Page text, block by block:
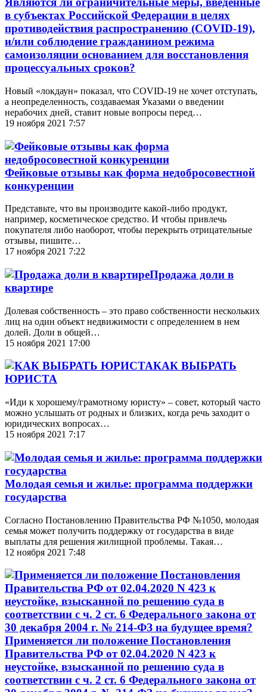
в субъектах Российской Федерации в целях
противодействия распространению (COVID-19),
и/или соблюдение гражданином режима
самоизоляции основанием для восстановления
процессуальных сроков?
Новый «локдаун» показал, что COVID-19 не хочет отступать,
а неопределенность, создаваемая Указами о введении
нерабочих дней, ставит новые вопросы перед…
19 ноября 2021 7:57
Фейковые отзывы как форма недобросовестной
конкуренции
Представьте, что вы производите какой-либо продукт,
например, косметическое средство. И чтобы привлечь
покупателя либо наоборот, чтобы перекрыть отрицательные
отзывы, пишите…
17 ноября 2021 7:22
Продажа доли в
квартире
Долевая собственность – это право собственности нескольких
лиц на один объект недвижимости с определением в нем
долей. Доли в общей…
15 ноября 2021 17:00
КАК ВЫБРАТЬ
ЮРИСТА
«Иди к хорошему/грамотному юристу» – совет, который часто
можно услышать от родных и близких, когда речь заходит о
юридических вопросах…
15 ноября 2021 7:17
Молодая семья и жилье: программа поддержки
государства
Согласно Постановлению Правительства РФ №1050, молодая
семья может получить поддержку от государства в виде
выплаты для решения жилищной проблемы. Такая…
12 ноября 2021 7:48
Применяется ли положение Постановления
Правительства РФ от 02.04.2020 N 423 к
неустойке, взысканной по решению суда в
соответствии с ч. 2 ст. 6 Федерального закона от